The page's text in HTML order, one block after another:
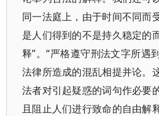
同一法庭上，由于时间不同而
是人们得到的不是持久稳定的
释”。“严格遵守刑法文字所遇
法律所造成的混乱相提并论。
法者对引起疑惑的词句作必要
且阻止人们进行致命的自由解